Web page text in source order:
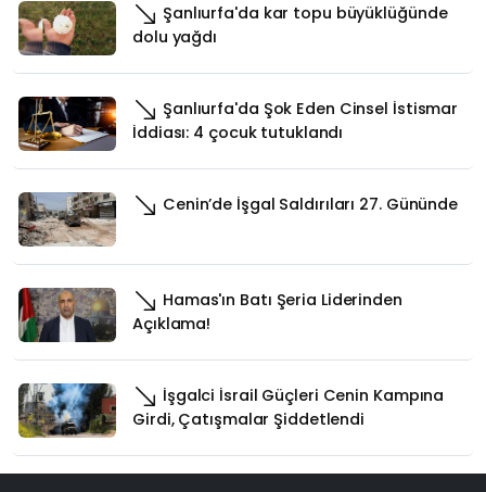
Şanlıurfa'da kar topu büyüklüğünde
dolu yağdı
Şanlıurfa'da Şok Eden Cinsel İstismar
İddiası: 4 çocuk tutuklandı
Cenin’de İşgal Saldırıları 27. Gününde
Hamas'ın Batı Şeria Liderinden
Açıklama!
İşgalci İsrail Güçleri Cenin Kampına
Girdi, Çatışmalar Şiddetlendi